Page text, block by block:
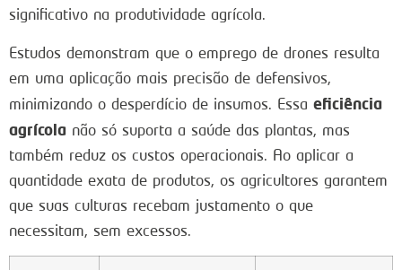
significativo na produtividade agrícola.
Estudos demonstram que o emprego de drones resulta
em uma aplicação mais precisão de defensivos,
minimizando o desperdício de insumos. Essa eficiência
agrícola não só suporta a saúde das plantas, mas
também reduz os custos operacionais. Ao aplicar a
quantidade exata de produtos, os agricultores garantem
que suas culturas recebam justamento o que
necessitam, sem excessos.